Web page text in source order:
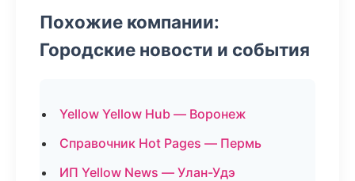
Похожие компании:
Городские новости и события
Yellow Yellow Hub — Воронеж
Справочник Hot Pages — Пермь
ИП Yellow News — Улан-Удэ